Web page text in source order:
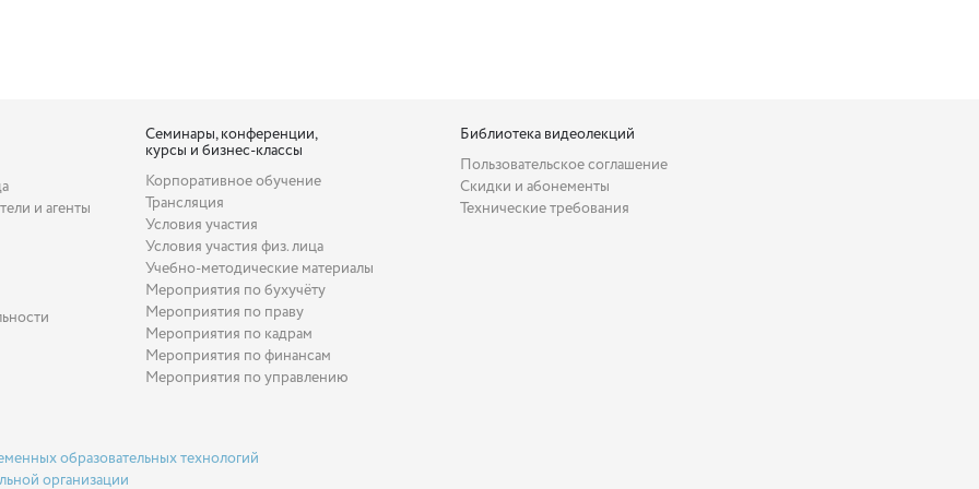
и агенты
Семинары, конференции,
курсы и бизнес-классы
Корпоративное обучение
Трансляция
Условия участия
Условия участия физ. лица
Учебно-методические материалы
Мероприятия по бухучёту
Мероприятия по праву
Мероприятия по кадрам
Мероприятия по финансам
Мероприятия по управлению
Библиотека видеолекций
Пользовательское соглашение
Скидки и абонементы
Технические требования
образовательных технологий
организации